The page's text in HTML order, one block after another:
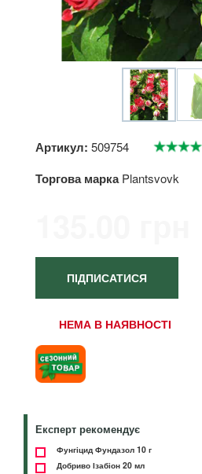
Артикул: 509754
Торгова марка Plantsvovk
ПІДПИСАТИСЯ
НЕМА В НАЯВНОСТІ
Експерт рекомендує
Фунгіцид Фундазол 10 г
Добриво Ізабіон 20 мл